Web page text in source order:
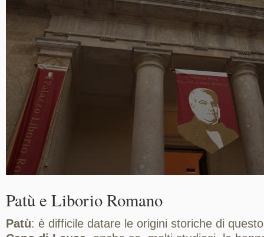
Patù e Liborio Romano
Patù: è difficile datare le origini storiche di